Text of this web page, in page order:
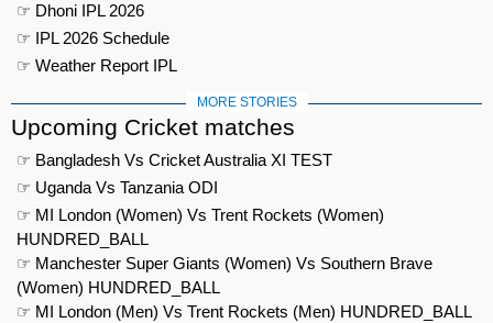
☞ Dhoni IPL 2026
☞ IPL 2026 Schedule
☞ Weather Report IPL
MORE STORIES
Upcoming Cricket matches
☞ Bangladesh Vs Cricket Australia XI TEST
☞ Uganda Vs Tanzania ODI
☞ MI London (Women) Vs Trent Rockets (Women)
HUNDRED_BALL
☞ Manchester Super Giants (Women) Vs Southern Brave
(Women) HUNDRED_BALL
☞ MI London (Men) Vs Trent Rockets (Men) HUNDRED_BALL